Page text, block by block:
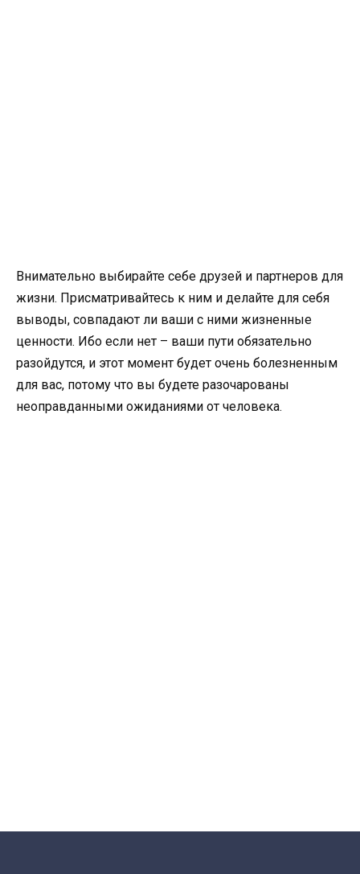
Внимательно выбирайте себе друзей и партнеров для
жизни. Присматривайтесь к ним и делайте для себя
выводы, совпадают ли ваши с ними жизненные
ценности. Ибо если нет – ваши пути обязательно
разойдутся, и этот момент будет очень болезненным
для вас, потому что вы будете разочарованы
неоправданными ожиданиями от человека.